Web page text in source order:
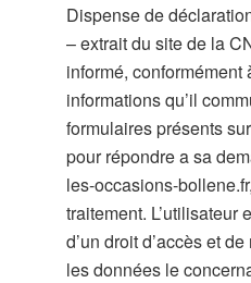
Dispense de
– extrait du site de la
informé, conformément
informations qu’il
formulaires présents
pour répondre a sa
les-occasions-
traitement. L’utilisateur
d’un droit d’accès et
les données le